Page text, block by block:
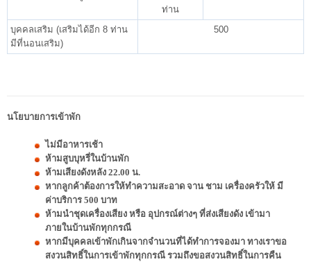
ท่าน
บุคคลเสริม (เสริมได้อีก 8 ท่าน
มีที่นอนเสริม)
500
นโยบายการเข้าพัก
ไม่มีอาหารเช้า
ห้ามสูบบุหรี่ในบ้านพัก
ห้ามเสียงดังหลัง 22.00 น.
หากลูกค้าต้องการให้ทำความสะอาด จาน ชาม เครื่องครัวให้ มี
ค่าบริการ 500 บาท
ห้ามนำชุดเครื่องเสียง หรือ อุปกรณ์ต่างๆ ที่ส่งเสียงดัง เข้ามา
ภายในบ้านพักทุกกรณี
หากมีบุคคลเข้าพักเกินจากจำนวนที่ได้ทำการจองมา ทางเราขอ
สงวนสิทธิ์ในการเข้าพักทุกกรณี รวมถึงขอสงวนสิทธิ์ในการคืน